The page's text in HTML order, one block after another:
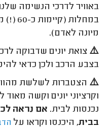
באוויר לדרכי הנשימה
מיונה לאדם).
⚠️ צואת יונים שדבוקה
בצבע הרכב ולכן כדאי
⚠️ הצטברות לשלשת
וקרציוני יונים וקשה
נכנסות לבית. אם נראה
בבית, היכנסו וקראו על